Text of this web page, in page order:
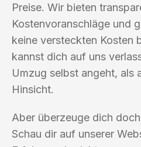
Preise. Wir bieten
Kostenvoranschläge und
keine versteckten Kosten
kannst dich auf uns
Umzug selbst angeht, als
Hinsicht.
Aber überzeuge dich
Schau dir auf unserer